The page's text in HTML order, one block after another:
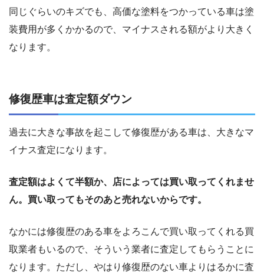
同じぐらいのキズでも、高価な塗料をつかっている車は塗
装費用が多くかかるので、マイナスされる額がより大きく
なります。
修復歴車は査定額ダウン
過去に大きな事故を起こして修復歴がある車は、大きなマ
イナス査定になります。
査定額はよくて半額か、店によっては買い取ってくれませ
ん。買い取ってもそのあと売れないからです。
なかには修復歴のある車をよろこんで買い取ってくれる買
取業者もいるので、そういう業者に査定してもらうことに
なります。ただし、やはり修復歴のない車よりはるかに査